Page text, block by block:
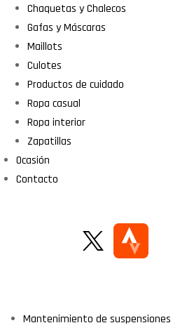
Chaquetas y Chalecos
Gafas y Máscaras
Maillots
Culotes
Productos de cuidado
Ropa casual
Ropa interior
Zapatillas
Ocasión
Contacto
Mantenimiento de suspensiones